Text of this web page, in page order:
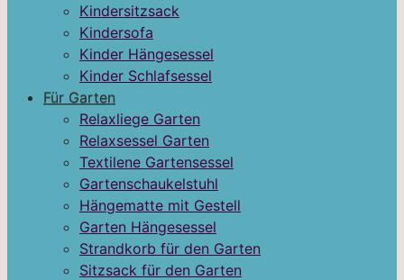
Kindersitzsack
Kindersofa
Kinder Hängesessel
Kinder Schlafsessel
Für Garten
Relaxliege Garten
Relaxsessel Garten
Textilene Gartensessel
Gartenschaukelstuhl
Hängematte mit Gestell
Garten Hängesessel
Strandkorb für den Garten
Sitzsack für den Garten